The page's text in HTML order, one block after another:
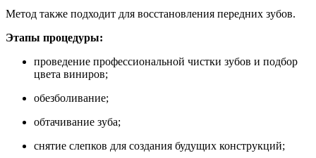
Метод также подходит для восстановления передних зубов.
Этапы процедуры:
проведение профессиональной чистки зубов и подбор
цвета виниров;
обезболивание;
обтачивание зуба;
снятие слепков для создания будущих конструкций;